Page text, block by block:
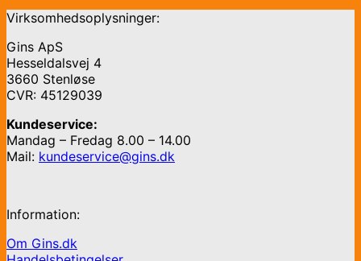
Virksomhedsoplysninger:
Gins ApS
Hesseldalsvej 4
3660 Stenløse
CVR: 45129039
Kundeservice:
Mandag – Fredag 8.00 – 14.00
Mail: kundeservice@gins.dk
Information:
Om Gins.dk